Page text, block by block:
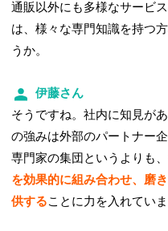
通販以外にも多様なサービ
は、様々な専門知識を持つ
うか。
伊藤さん
そうですね。社内に知見が
の強みは外部のパートナー
専門家の集団というよりも、
を効果的に組み合わせ、磨
供することに力を入れていま